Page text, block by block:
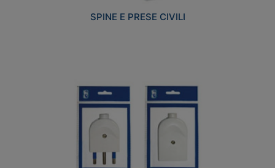
SPINE E PRESE CIVILI